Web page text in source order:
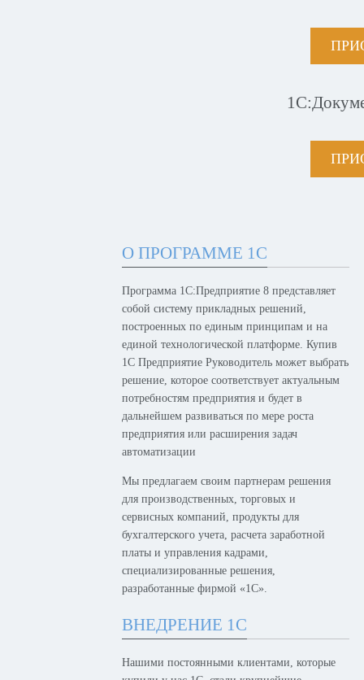
О ПРОГРАММЕ 1С
Программа 1С:Предприятие 8 представляет
собой систему прикладных решений,
построенных по единым принципам и на
единой технологической платформе. Купив
1С Предприятие Руководитель может выбрать
решение, которое соответствует актуальным
потребностям предприятия и будет в
дальнейшем развиваться по мере роста
предприятия или расширения задач
автоматизации
Мы предлагаем своим партнерам решения
для производственных, торговых и
сервисных компаний, продукты для
бухгалтерского учета, расчета заработной
платы и управления кадрами,
специализированные решения,
разработанные фирмой «1С».
ВНЕДРЕНИЕ 1С
Нашими постоянными клиентами, которые